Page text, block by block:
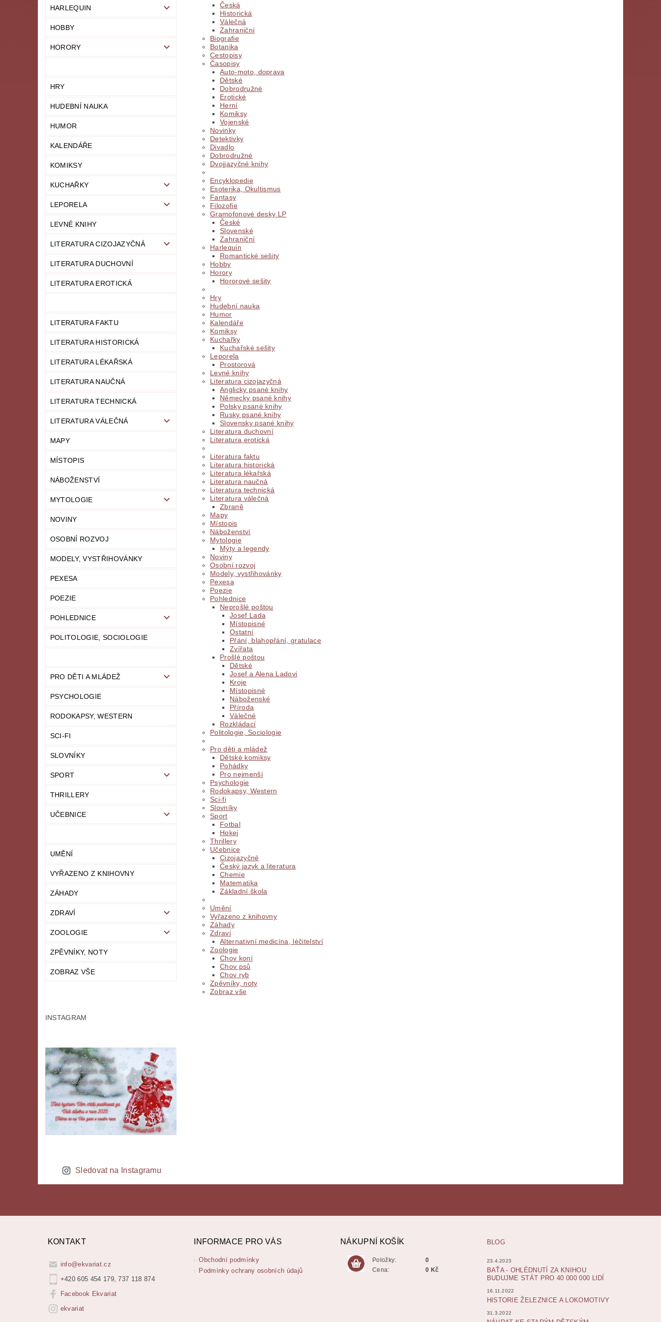
HARLEQUIN
HOBBY
HORORY
HRY
HUDEBNÍ NAUKA
HUMOR
KALENDÁŘE
KOMIKSY
KUCHAŘKY
LEPORELA
LEVNÉ KNIHY
LITERATURA CIZOJAZYČNÁ
LITERATURA DUCHOVNÍ
LITERATURA EROTICKÁ
LITERATURA FAKTU
LITERATURA HISTORICKÁ
LITERATURA LÉKAŘSKÁ
LITERATURA NAUČNÁ
LITERATURA TECHNICKÁ
LITERATURA VÁLEČNÁ
MAPY
MÍSTOPIS
NÁBOŽENSTVÍ
MYTOLOGIE
NOVINY
OSOBNÍ ROZVOJ
MODELY, VYSTŘIHOVÁNKY
PEXESA
POEZIE
POHLEDNICE
POLITOLOGIE, SOCIOLOGIE
PRO DĚTI A MLÁDEŽ
PSYCHOLOGIE
RODOKAPSY, WESTERN
SCI-FI
SLOVNÍKY
SPORT
THRILLERY
UČEBNICE
UMĚNÍ
VYŘAZENO Z KNIHOVNY
ZÁHADY
ZDRAVÍ
ZOOLOGIE
ZPĚVNÍKY, NOTY
ZOBRAZ VŠE
INSTAGRAM
Sledovat na Instagramu
Česká
Historická
Válečná
Zahraniční
Biografie
Botanika
Cestopisy
Časopisy
Auto-moto, doprava
Dětské
Dobrodružné
Erotické
Herní
Komiksy
Vojenské
Novinky
Detektivky
Divadlo
Dobrodružné
Dvojjazyčné knihy
Encyklopedie
Esoterika, Okultismus
Fantasy
Filozofie
Gramofonové desky LP
České
Slovenské
Zahraniční
Harlequin
Romantické sešity
Hobby
Horory
Hororové sešity
Hry
Hudební nauka
Humor
Kalendáře
Komiksy
Kuchařky
Kuchařské sešity
Leporela
Prostorová
Levné knihy
Literatura cizojazyčná
Anglicky psané knihy
Německy psané knihy
Polsky psané knihy
Rusky psané knihy
Slovensky psané knihy
Literatura duchovní
Literatura erotická
Literatura faktu
Literatura historická
Literatura lékařská
Literatura naučná
Literatura technická
Literatura válečná
Zbraně
Mapy
Místopis
Náboženství
Mytologie
Mýty a legendy
Noviny
Osobní rozvoj
Modely, vystřihovánky
Pexesa
Poezie
Pohlednice
Neprošlé poštou
Josef Lada
Místopisné
Ostatní
Přání, blahopřání, gratulace
Zvířata
Prošlé poštou
Dětské
Josef a Alena Ladovi
Kroje
Místopisné
Náboženské
Příroda
Válečné
Rozkládací
Politologie, Sociologie
Pro děti a mládež
Dětské komiksy
Pohádky
Pro nejmenší
Psychologie
Rodokapsy, Western
Sci-fi
Slovníky
Sport
Fotbal
Hokej
Thrillery
Učebnice
Cizojazyčné
Český jazyk a literatura
Chemie
Matematika
Základní škola
Umění
Vyřazeno z knihovny
Záhady
Zdraví
Alternativní medicína, léčitelství
Zoologie
Chov koní
Chov psů
Chov ryb
Zpěvníky, noty
Zobraz vše
KONTAKT
info@ekvariat.cz
+420 605 454 179, 737 118 874
Facebook Ekvariat
ekvariat
INFORMACE PRO VÁS
Obchodní podmínky
Podmínky ochrany osobních údajů
NÁKUPNÍ KOŠÍK
Položky:
Cena:
0
0 Kč
BLOG
23.4.2023
BAŤA - OHLÉDNUTÍ ZA KNIHOU
BUDUJME STÁT PRO 40 000 000 LIDÍ
16.11.2022
HISTORIE ŽELEZNICE A LOKOMOTIVY
31.3.2022